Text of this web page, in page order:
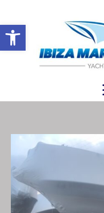
Abrir barra de herramientas